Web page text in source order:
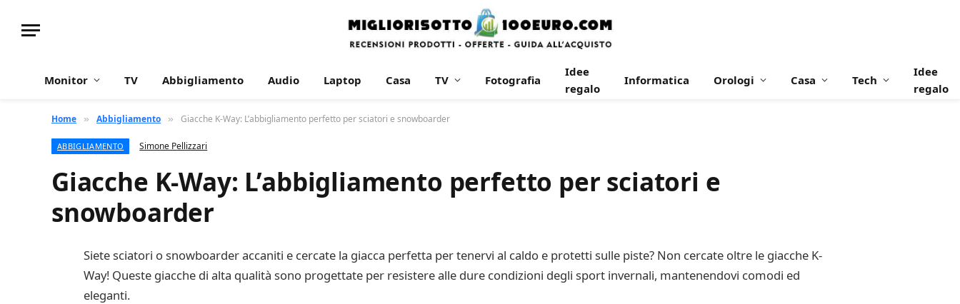
Monitor TV Abbigliamento Audio Laptop Casa TV Fotografia
Idee
regalo
Informatica Orologi Casa Tech
Idee
regalo
Home » Abbigliamento » Giacche K-Way: L’abbigliamento perfetto per sciatori e snowboarder
ABBIGLIAMENTO Simone Pellizzari
Giacche K-Way: L’abbigliamento perfetto per sciatori e
snowboarder
Siete sciatori o snowboarder accaniti e cercate la giacca perfetta per tenervi al caldo e protetti sulle piste? Non cercate oltre le giacche K-
Way! Queste giacche di alta qualità sono progettate per resistere alle dure condizioni degli sport invernali, mantenendovi comodi ed
eleganti.